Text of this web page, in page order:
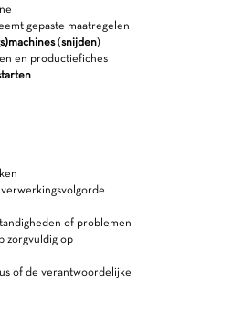
gepaste maatregelen
(snijden)
en productiefiches
of problemen
zorgvuldig op
of de verantwoordelijke